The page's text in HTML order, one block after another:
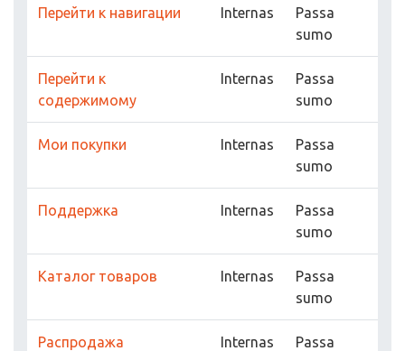
Перейти к навигации Internas
Passa
sumo
Перейти к
содержимому
Internas
Passa
sumo
Мои покупки Internas
Passa
sumo
Поддержка Internas
Passa
sumo
Каталог товаров Internas
Passa
sumo
Распродажа Internas
Passa